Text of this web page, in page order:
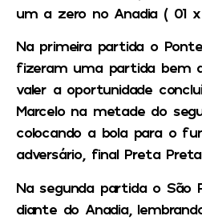
um a zero no Anadia ( 01
Na primeira partida o
fizeram uma partida bem
valer a oportunidade
Marcelo na metade do
colocando a bola para o
adversário, final Preta
Na segunda partida o São
diante do Anadia,